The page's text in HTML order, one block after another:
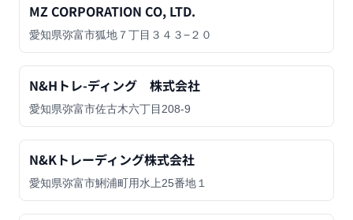
MZ CORPORATION CO, LTD.
愛知県弥富市狐地７丁目３４３−２０
N&Hトレ-ディング 株式会社
愛知県弥富市佐古木六丁目208-9
N&Kトレーディング株式会社
愛知県弥富市鯏浦町用水上25番地１